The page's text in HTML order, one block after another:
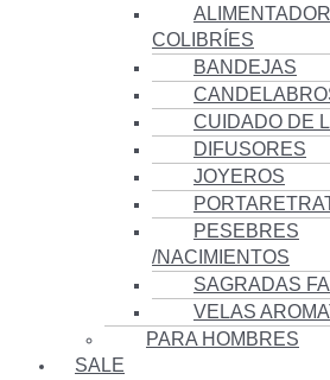
COLIBRÍES
BANDEJAS
CUIDADO DE
DIFUSORES
JOYEROS
PESEBRES
/NACIMIENTOS
SAGRADAS
VELAS
PARA HOMBRES
SALE